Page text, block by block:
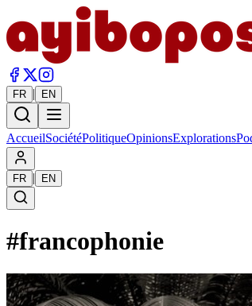
FR | EN
AccueilSociétéPolitiqueOpinionsExplorations
FR | EN
#francophonie